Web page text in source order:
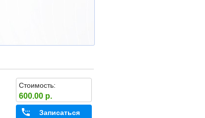
Стоимость:
600.00 р.
Записаться